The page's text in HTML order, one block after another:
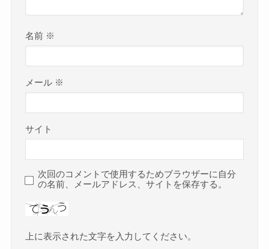
名前 ※
メール ※
サイト
次回のコメントで使用するためブラウザーに自分
の名前、メールアドレス、サイトを保存する。
上に表示された文字を入力してください。